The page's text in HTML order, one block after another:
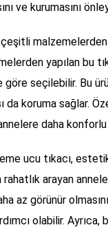
ve kurumasını
çeşitli
yapılan bu
seçilebilir. Bu
da koruma sağlar.
daha
ucu tıkacı,
rahatlık arayan
az görünür
olabilir. Ayrıca,